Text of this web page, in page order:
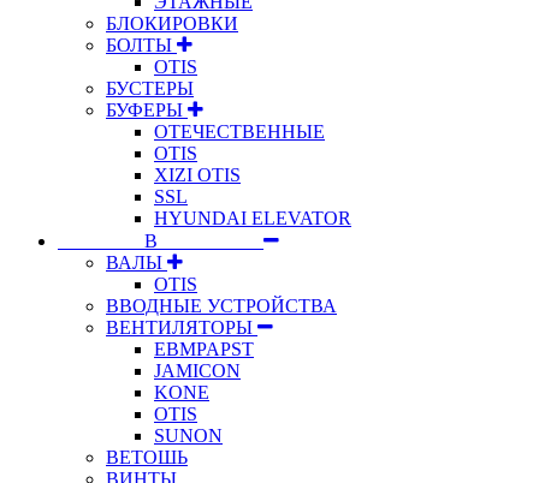
БЛОКИРОВКИ
БОЛТЫ
OTIS
БУСТЕРЫ
БУФЕРЫ
ОТЕЧЕСТВЕННЫЕ
OTIS
XIZI OTIS
SSL
HYUNDAI ELEVATOR
⠀⠀⠀⠀⠀⠀В⠀⠀⠀⠀⠀⠀⠀
ВАЛЫ
OTIS
ВВОДНЫЕ УСТРОЙСТВА
ВЕНТИЛЯТОРЫ
EBMPAPST
JAMICON
KONE
OTIS
SUNON
ВЕТОШЬ
ВИНТЫ